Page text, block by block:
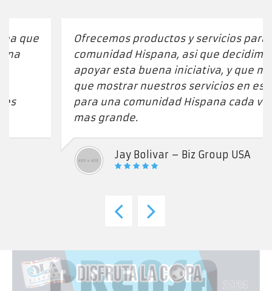
Ofrecemos productos y servicios para la
comunidad Hispana, asi que decidimos
apoyar esta buena iniciativa, y que mejor
que mostrar nuestros servicios en español
para una comunidad Hispana cada vez
mas grande.
Jay Bolivar – Biz Group USA